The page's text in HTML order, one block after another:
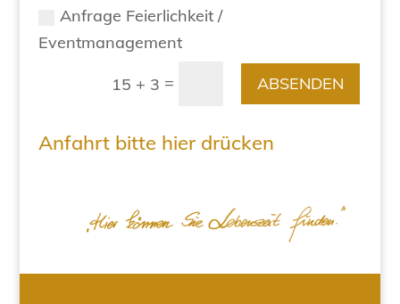
Anfrage Feierlichkeit /
Eventmanagement
15 + 3 = ABSENDEN
Anfahrt bitte hier drücken